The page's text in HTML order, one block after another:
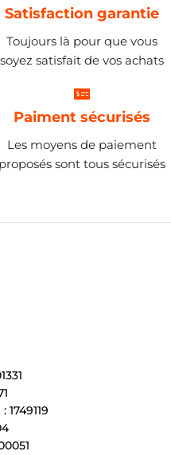
Satisfaction garantie
Toujours là pour que vous
soyez satisfait de vos achats
Paiment sécurisés
Les moyens de paiement
proposés sont tous sécurisés